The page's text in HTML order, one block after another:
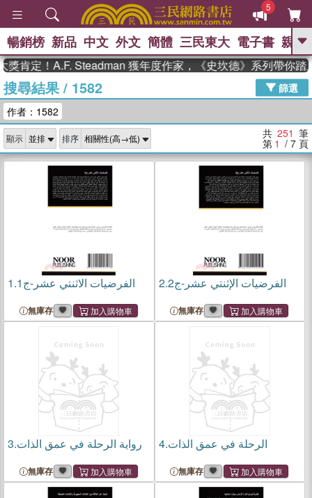
5
GO
高希均教授回憶錄
、 The Odyssey 、 父親節 、 如果歷
獎 臺灣漫遊錄 、 方念華 、 台灣的李
登輝時代
數學女孩：黎曼猜想 、
偉大的迷走神經
暢銷榜 新品 中文 外文 簡體 三民東大 電子書 親子
！A.F. Steadman 獲年度作家，《史坎德》系列帶你踏上熱
搜尋結果/ 1582
篩選
作者：1582
顯示 排序 共 251 筆
第 1 / 7 頁
1. الفرضيات الاثنتي عشر-ج1
無庫存
2. الفرضيات الإثنتي عشر-ج2
無庫存
3.رواية الرحلة في عمق الذات
無庫存
4.الرحلة في عمق الذات
無庫存